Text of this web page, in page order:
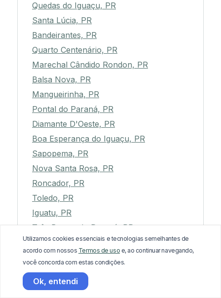
Quedas do Iguaçu, PR
Santa Lúcia, PR
Bandeirantes, PR
Quarto Centenário, PR
Marechal Cândido Rondon, PR
Balsa Nova, PR
Mangueirinha, PR
Pontal do Paraná, PR
Diamante D'Oeste, PR
Boa Esperança do Iguaçu, PR
Sapopema, PR
Nova Santa Rosa, PR
Roncador, PR
Toledo, PR
Iguatu, PR
Três Barras do Paraná, PR
Pitanga, PR
Guaratuba, PR
Palmeira, PR
Clevelândia, PR
Utilizamos cookies essenciais e tecnologias semelhantes de
acordo com nossos Termos de uso e, ao continuar navegando,
você concorda com estas condições.
Ok, entendi